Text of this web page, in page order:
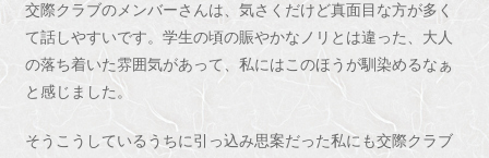
交際クラブのメンバーさんは、気さくだけど真面目な方が多く
て話しやすいです。学生の頃の賑やかなノリとは違った、大人
の落ち着いた雰囲気があって、私にはこのほうが馴染めるなぁ
と感じました。
そうこうしているうちに引っ込み思案だった私にも交際クラブ